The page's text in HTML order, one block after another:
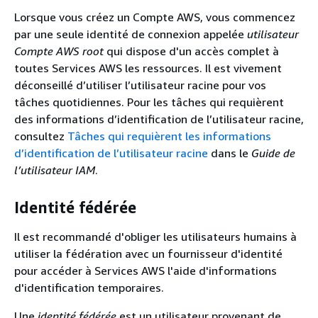
Lorsque vous créez un Compte AWS, vous commencez
par une seule identité de connexion appelée utilisateur
Compte AWS rootqui dispose d'un accès complet à
toutes Services AWS les ressources. Il est vivement
déconseillé d’utiliser l’utilisateur racine pour vos
tâches quotidiennes. Pour les tâches qui requièrent
des informations d’identification de l’utilisateur racine,
consultez Tâches qui requièrent les informations
d’identification de l’utilisateur racine dans le Guide de
l’utilisateur IAM.
Identité fédérée
Il est recommandé d'obliger les utilisateurs humains à
utiliser la fédération avec un fournisseur d'identité
pour accéder à Services AWS l'aide d'informations
d'identification temporaires.